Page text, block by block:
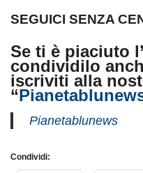
SEGUICI SENZA
Se ti è piaciuto
condividilo
iscriviti alla
“
Pianetablunews
Condividi: